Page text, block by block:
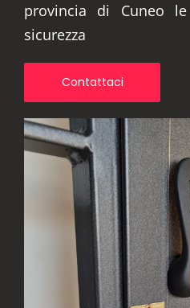
provincia di Cuneo
sicurezza
Contattaci